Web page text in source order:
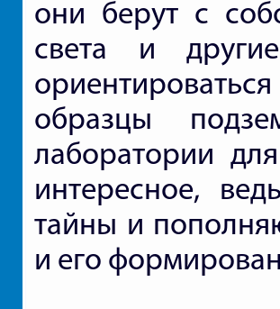
они берут с
света и
образцы
лаборатории
интересное,
тайны и
и его